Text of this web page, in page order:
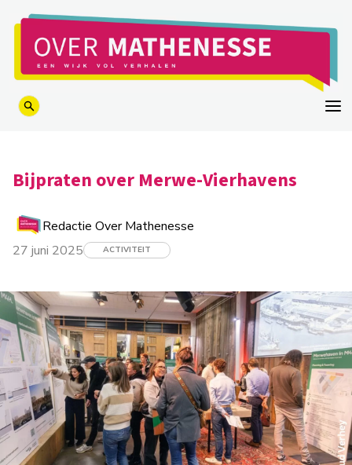
Bijpraten over Merwe-Vierhavens
Redactie Over Mathenesse
27 juni 2025
ACTIVITEIT